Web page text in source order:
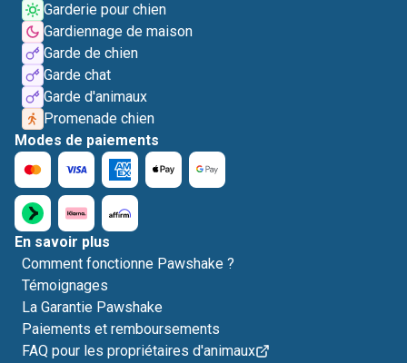
Garderie pour chien
Gardiennage de maison
Garde de chien
Garde chat
Garde d'animaux
Promenade chien
Modes de paiements
En savoir plus
Comment fonctionne Pawshake ?
Témoignages
La Garantie Pawshake
Paiements et remboursements
FAQ pour les propriétaires d'animaux